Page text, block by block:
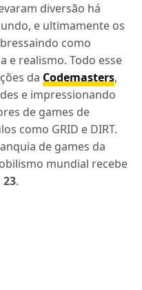
diversão há
e ultimamente os
como
e realismo. Todo esse
da Codemasters,
e impressionando
de games de
como GRID e DIRT.
de games da
mundial recebe
23.